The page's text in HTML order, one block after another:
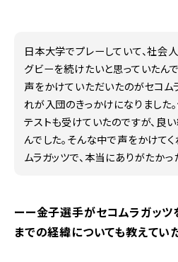
日本大学でプレーしていて、社会
グビーを続けたいと思っていたん
声をかけていただいたのがセコム
れが入団のきっかけになりました
テストも受けていたのですが、良
んでした。そんな中で声をかけて
ムラガッツで、本当にありがたかっ
ーー金子選手がセコムラガッツ
までの経緯についても教えてい